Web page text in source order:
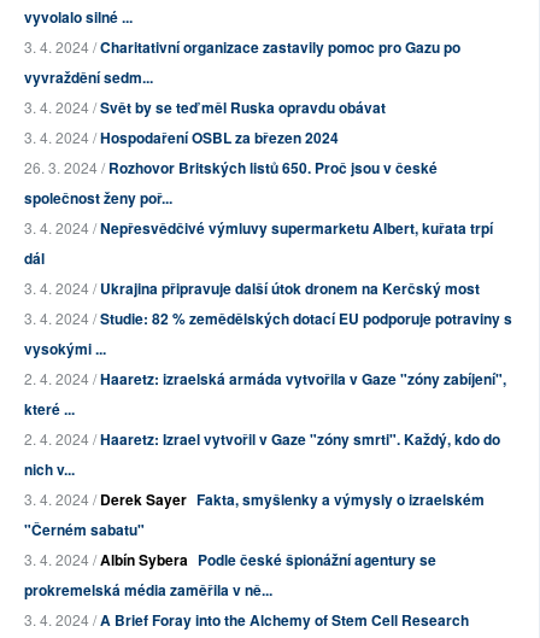
vyvolalo silné ...
3. 4. 2024 /Charitativní organizace zastavily pomoc pro Gazu po
vyvraždění sedm...
3. 4. 2024 /Svět by se teď měl Ruska opravdu obávat
3. 4. 2024 /Hospodaření OSBL za březen 2024
26. 3. 2024 /Rozhovor Britských listů 650. Proč jsou v české
společnost ženy poř...
3. 4. 2024 /Nepřesvědčivé výmluvy supermarketu Albert, kuřata trpí
dál
3. 4. 2024 /Ukrajina připravuje další útok dronem na Kerčský most
3. 4. 2024 /Studie: 82 % zemědělských dotací EU podporuje potraviny s
vysokými ...
2. 4. 2024 /Haaretz: izraelská armáda vytvořila v Gaze "zóny zabíjení",
které ...
2. 4. 2024 /Haaretz: Izrael vytvořil v Gaze "zóny smrti". Každý, kdo do
nich v...
3. 4. 2024 /Derek Sayer Fakta, smyšlenky a výmysly o izraelském
"Černém sabatu"
3. 4. 2024 /Albín Sybera Podle české špionážní agentury se
prokremelská média zaměřila v ně...
3. 4. 2024 /A Brief Foray into the Alchemy of Stem Cell Research